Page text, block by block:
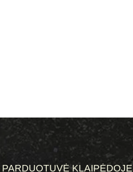
PARDUOTUVĖ KLAIPĖDOJE